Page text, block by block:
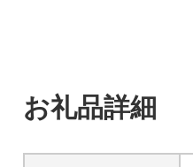
お礼品詳細